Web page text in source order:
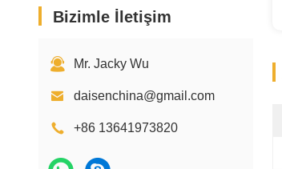
Bizimle İletişim
Mr. Jacky Wu
daisenchina@gmail.com
+86 13641973820